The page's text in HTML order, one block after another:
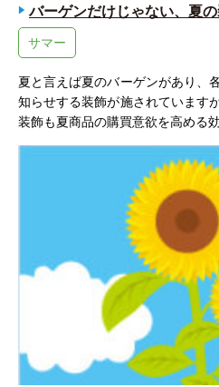
バーゲンだけじゃない、夏
サマー
夏と言えば夏のバーゲンがあり、
知らせする装飾が施されています
装飾も夏商品の購買意欲を高める